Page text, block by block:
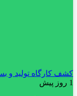
کشف کارگاه تولید و
1 روز پیش